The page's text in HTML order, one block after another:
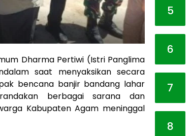
Dharma Pertiwi (Istri Panglima
saat menyaksikan secara
bencana banjir bandang lahar
berbagai sarana dan
Kabupaten Agam meninggal
5
6
7
8